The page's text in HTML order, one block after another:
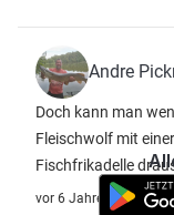
Andre
Doch kann man
Fleischwolf mit
Fischfrikadelle
vor 6 Jahre